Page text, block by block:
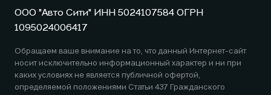
ООО "Авто Сити" ИНН 5024107584 ОГРН
1095024006417
Обращаем ваше внимание на то, что данный Интернет-сайт
носит исключительно информационный характер и ни при
каких условиях не является публичной офертой,
определяемой положениями Статьи 437 Гражданского